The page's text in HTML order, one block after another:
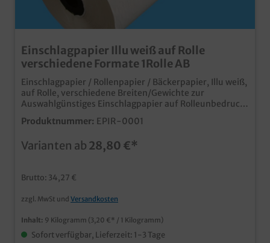
Einschlagpapier Illu weiß auf Rolle
verschiedene Formate 1Rolle AB
Einschlagpapier / Rollenpapier / Bäckerpapier, Illu weiß,
auf Rolle, verschiedene Breiten/Gewichte zur
Auswahlgünstiges Einschlagpapier auf Rolleunbedruckt
weiß, für verschiedenste Einsatzbereicheauch
individuell bedruckbarlebensmittelunbedenklichin
Produktnummer: EPIR-0001
Varianten ab 28,80 €*
Brutto: 34,27 €
zzgl. MwSt und Versandkosten
Inhalt: 9 Kilogramm (3,20 €* / 1 Kilogramm)
Sofort verfügbar, Lieferzeit: 1-3 Tage